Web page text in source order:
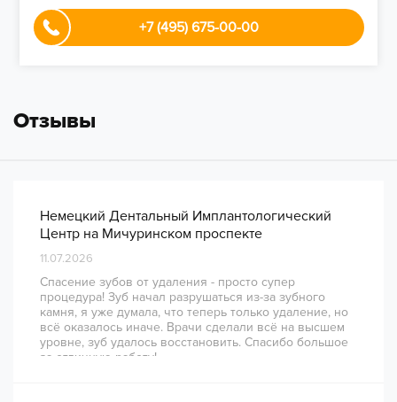
+7 (495) 675-00-00
Отзывы
Немецкий Дентальный Имплантологический
Центр на Мичуринском проспекте
11.07.2026
Спасение зубов от удаления - просто супер
процедура! Зуб начал разрушаться из-за зубного
камня, я уже думала, что теперь только удаление, но
всё оказалось иначе. Врачи сделали всё на высшем
уровне, зуб удалось восстановить. Спасибо большое
за отличную работу!